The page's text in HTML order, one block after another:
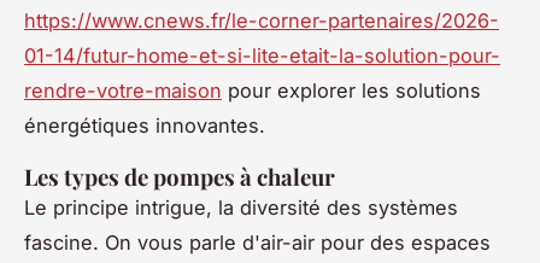
https://www.cnews.fr/le-corner-partenaires/2026-
01-14/futur-home-et-si-lite-etait-la-solution-pour-
rendre-votre-maison pour explorer les solutions
énergétiques innovantes.
Les types de pompes à chaleur
Le principe intrigue, la diversité des systèmes
fascine. On vous parle d'air-air pour des espaces